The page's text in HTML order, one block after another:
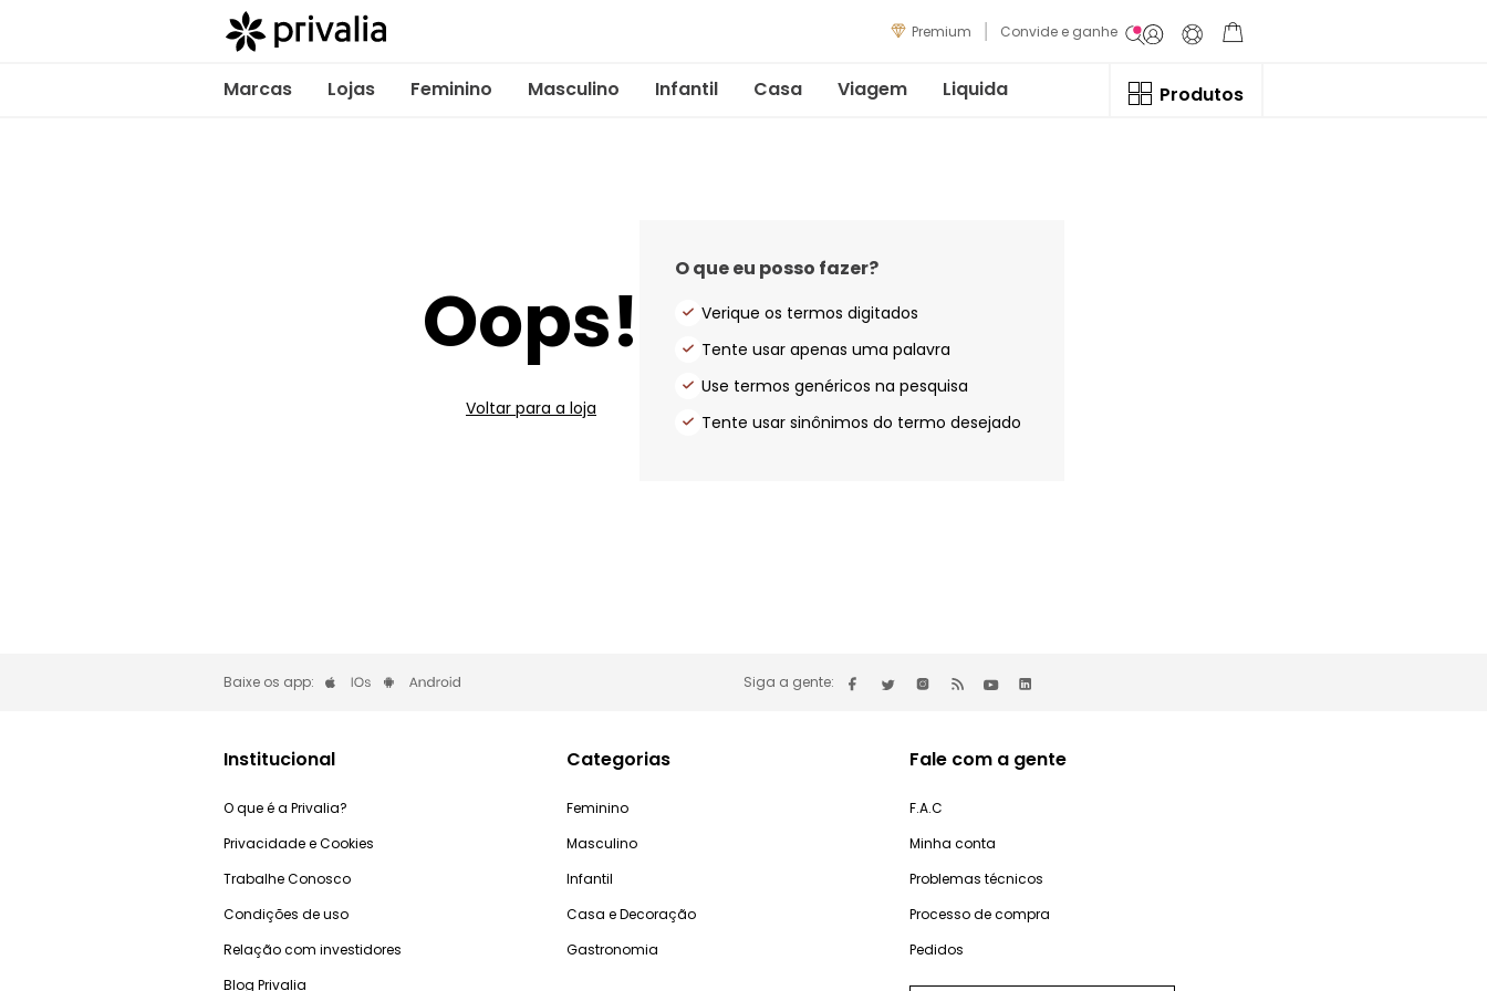
Premium Convide e ganhe
Marcas Lojas Feminino Masculino Infantil Casa Viagem Liquida Produtos
Oops!
Voltar para a loja
O que eu posso fazer?
Verique os termos digitados
Tente usar apenas uma palavra
Use termos genéricos na pesquisa
Tente usar sinônimos do termo desejado
Baixe os app: Siga a gente:
Institucional
O que é a Privalia?
Privacidade e Cookies
Trabalhe Conosco
Condições de uso
Relação com investidores
Blog Privalia
Categorias
Feminino
Masculino
Infantil
Casa e Decoração
Gastronomia
Fale com a gente
F.A.C
Minha conta
Problemas técnicos
Processo de compra
Pedidos